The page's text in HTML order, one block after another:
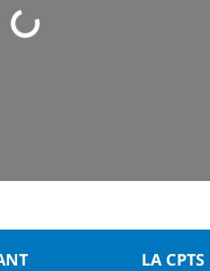
Loading...
LA